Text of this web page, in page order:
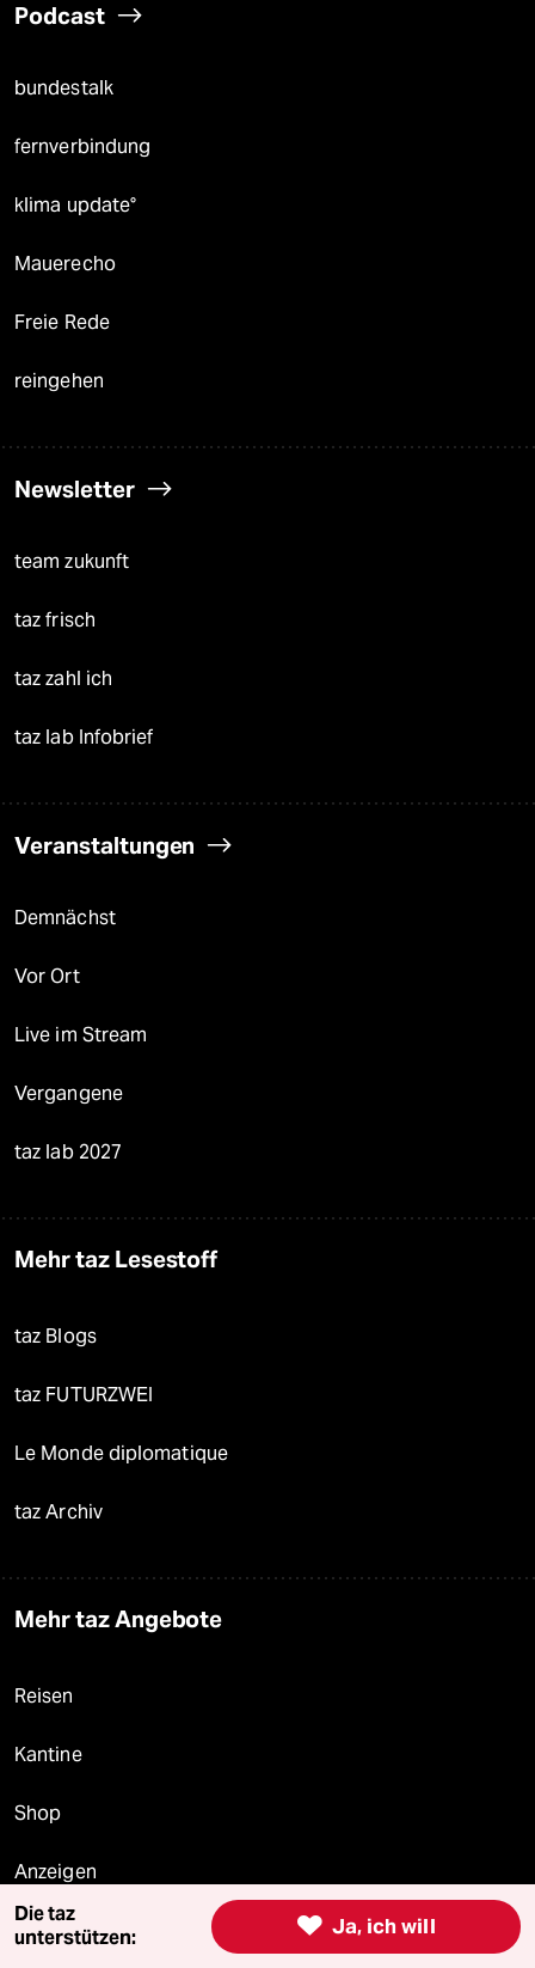
Podcast
bundestalk
fernverbindung
klima update°
Mauerecho
Freie Rede
reingehen
Newsletter
team zukunft
taz frisch
taz zahl ich
taz lab Infobrief
Veranstaltungen
Demnächst
Vor Ort
Live im Stream
Vergangene
taz lab 2027
Mehr taz Lesestoff
taz Blogs
taz FUTURZWEI
Le Monde diplomatique
taz Archiv
Mehr taz Angebote
Reisen
Kantine
Shop
Anzeigen
 Ja, ich will
Die taz
unterstützen: